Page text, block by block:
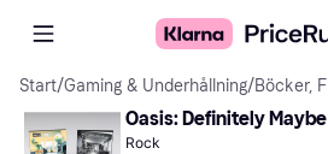
Start/Gaming & Underhållning/Böcker,
Oasis: Definitely Maybe
Rock